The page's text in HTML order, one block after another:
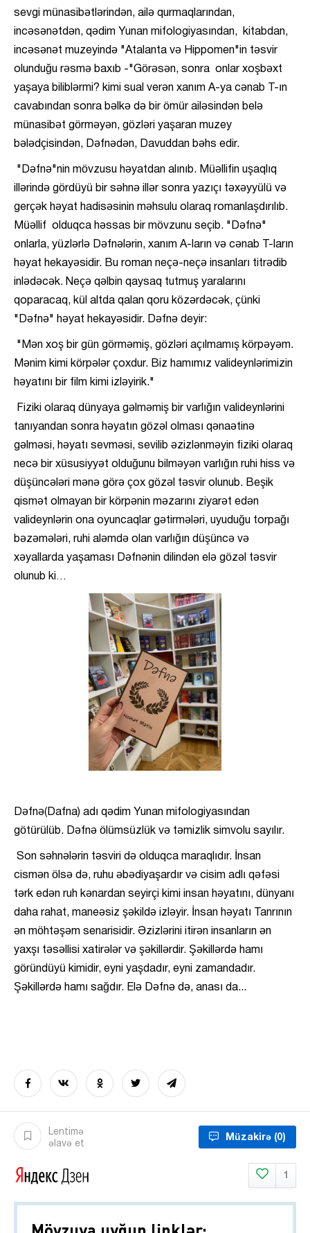
sevgi münasibətlərindən, ailə qurmaqlarından,
incəsənətdən, qədim Yunan mifologiyasından, kitabdan,
incəsənət muzeyində "Atalanta və Hippomen"in təsvir
olunduğu rəsmə baxıb -"Görəsən, sonra onlar xoşbəxt
yaşaya biliblərmi? kimi sual verən xanım A-ya cənab T-ın
cavabından sonra bəlkə də bir ömür ailəsindən belə
münasibət görməyən, gözləri yaşaran muzey
bələdçisindən, Dəfnədən, Davuddan bəhs edir.
"Dəfnə"nin mövzusu həyatdan alınıb. Müəllifin uşaqlıq
illərində gördüyü bir səhnə illər sonra yazıçı təxəyyülü və
gerçək həyat hadisəsinin məhsulu olaraq romanlaşdırılıb.
Müəllif olduqca həssas bir mövzunu seçib. "Dəfnə"
onlarla, yüzlərlə Dəfnələrin, xanım A-ların və cənab T-ların
həyat hekayəsidir. Bu roman neçə-neçə insanları titrədib
inlədəcək. Neçə qəlbin qaysaq tutmuş yaralarını
qoparacaq, kül altda qalan qoru közərdəcək, çünki
"Dəfnə" həyat hekayəsidir. Dəfnə deyir:
"Mən xoş bir gün görməmiş, gözləri açılmamış körpəyəm.
Mənim kimi körpələr çoxdur. Biz hamımız valideynlərimizin
həyatını bir film kimi izləyirik."
Fiziki olaraq dünyaya gəlməmiş bir varlığın valideynlərini
tanıyandan sonra həyatın gözəl olması qənaətinə
gəlməsi, həyatı sevməsi, sevilib əzizlənməyin fiziki olaraq
necə bir xüsusiyyət olduğunu bilməyən varlığın ruhi hiss və
düşüncələri mənə görə çox gözəl təsvir olunub. Beşik
qismət olmayan bir körpənin məzarını ziyarət edən
valideynlərin ona oyuncaqlar gətirmələri, uyuduğu torpağı
bəzəmələri, ruhi aləmdə olan varlığın düşüncə və
xəyallarda yaşaması Dəfnənin dilindən elə gözəl təsvir
olunub ki…
Dəfnə(Dafna) adı qədim Yunan mifologiyasından
götürülüb. Dəfnə ölümsüzlük və təmizlik simvolu sayılır.
Son səhnələrin təsviri də olduqca maraqlıdır. İnsan
cismən ölsə də, ruhu əbədiyaşardır və cisim adlı qəfəsi
tərk edən ruh kənardan seyirçi kimi insan həyatını, dünyanı
daha rahat, maneəsiz şəkildə izləyir. İnsan həyatı Tanrının
ən möhtəşəm senarisidir. Əzizlərini itirən insanların ən
yaxşı təsəllisi xatirələr və şəkillərdir. Şəkillərdə hamı
göründüyü kimidir, eyni yaşdadır, eyni zamandadır.
Şəkillərdə hamı sağdır. Elə Dəfnə də, anası da...
Lentimə
əlavə et
Müzakirə (0)
1